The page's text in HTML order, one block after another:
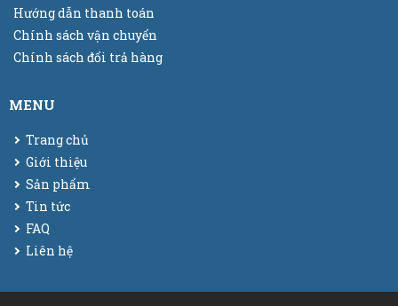
Hướng dẫn thanh toán
Chính sách vận chuyển
Chính sách đổi trả hàng
MENU
Trang chủ
Giới thiệu
Sản phẩm
Tin tức
FAQ
Liên hệ